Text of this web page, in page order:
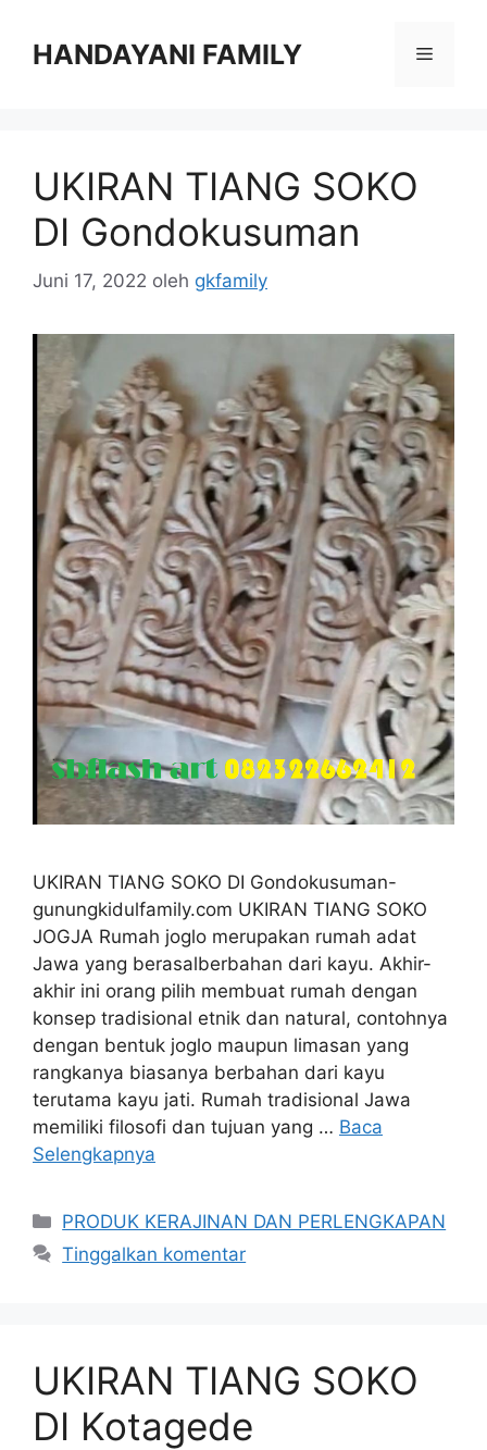
HANDAYANI FAMILY Menu
UKIRAN TIANG SOKO
DI Gondokusuman
Juni 17, 2022 oleh gkfamily
UKIRAN TIANG SOKO DI Gondokusuman-
gunungkidulfamily.com UKIRAN TIANG SOKO
JOGJA Rumah joglo merupakan rumah adat
Jawa yang berasalberbahan dari kayu. Akhir-
akhir ini orang pilih membuat rumah dengan
konsep tradisional etnik dan natural, contohnya
dengan bentuk joglo maupun limasan yang
rangkanya biasanya berbahan dari kayu
terutama kayu jati. Rumah tradisional Jawa
memiliki filosofi dan tujuan yang … Baca
Selengkapnya
Kategori
PRODUK KERAJINAN DAN PERLENGKAPAN
Tinggalkan komentar
UKIRAN TIANG SOKO
DI Kotagede